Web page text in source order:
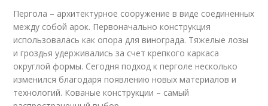
Пергола – архитектурное сооружение в виде соединенных
между собой арок. Первоначально конструкция
использовалась как опора для винограда. Тяжелые лозы
и гроздья удерживались за счет крепкого каркаса
округлой формы. Сегодня подход к перголе несколько
изменился благодаря появлению новых материалов и
технологий. Кованые конструкции – самый